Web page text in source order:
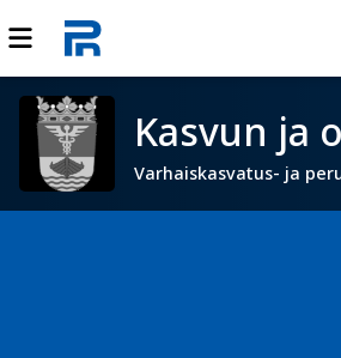
Kasvun ja
Varhaiskasvatus- ja